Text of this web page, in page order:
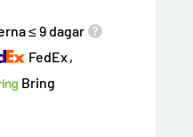
≤ 9 dagar
FedEx
Bring